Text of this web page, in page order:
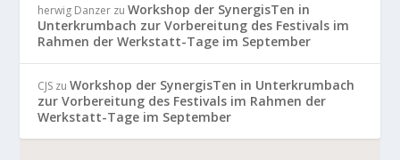
herwig Danzer zuWorkshop der SynergisTen in
Unterkrumbach zur Vorbereitung des Festivals im
Rahmen der Werkstatt-Tage im September
CJS zuWorkshop der SynergisTen in Unterkrumbach
zur Vorbereitung des Festivals im Rahmen der
Werkstatt-Tage im September